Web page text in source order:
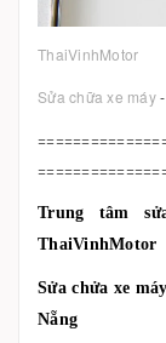
ThaiVinhMotor
Sửa chữa xe máy-
Trung tâm
ThaiVinhMotor
Sửa chửa xe
Nẵng